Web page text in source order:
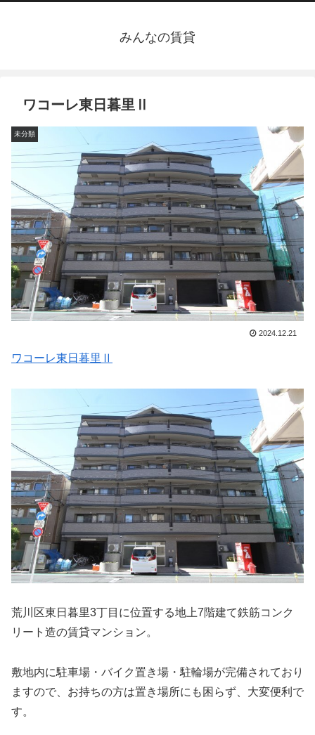
みんなの賃貸
ワコーレ東日暮里Ⅱ
未分類
2024.12.21
ワコーレ東日暮里Ⅱ
荒川区東日暮里3丁目に位置する地上7階建て鉄筋コンク
リート造の賃貸マンション。
敷地内に駐車場・バイク置き場・駐輪場が完備されており
ますので、お持ちの方は置き場所にも困らず、大変便利で
す。